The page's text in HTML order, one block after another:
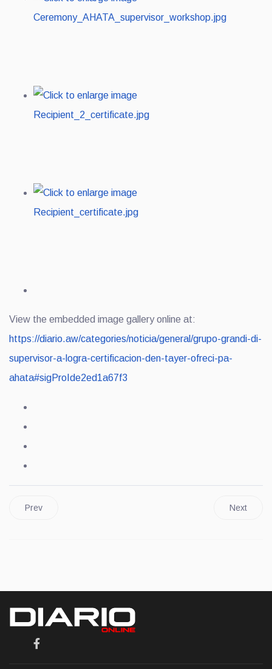
View the embedded image gallery online at:
https://diario.aw/categories/noticia/general/grupo-grandi-di-
supervisor-a-logra-certificacion-den-tayer-ofreci-pa-
ahata#sigProIde2ed1a67f3
Prev Next